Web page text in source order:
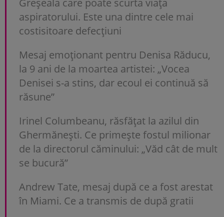
Greșeala care poate scurta viața
aspiratorului. Este una dintre cele mai
costisitoare defecțiuni
Mesaj emoționant pentru Denisa Răducu,
la 9 ani de la moartea artistei: „Vocea
Denisei s-a stins, dar ecoul ei continuă să
răsune”
Irinel Columbeanu, răsfățat la azilul din
Ghermănești. Ce primește fostul milionar
de la directorul căminului: „Văd cât de mult
se bucură”
Andrew Tate, mesaj după ce a fost arestat
în Miami. Ce a transmis de după gratii